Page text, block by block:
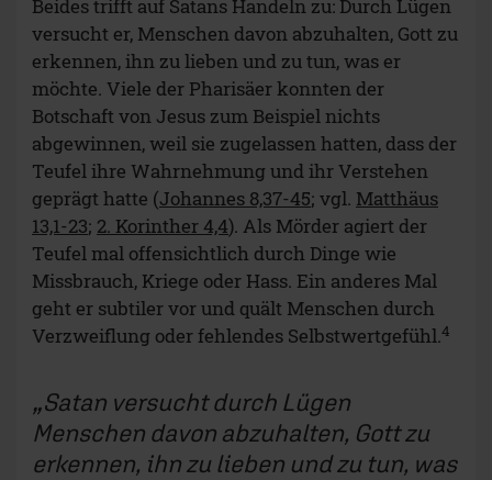
Beides trifft auf Satans Handeln zu: Durch Lügen
versucht er, Menschen davon abzuhalten, Gott zu
erkennen, ihn zu lieben und zu tun, was er
möchte. Viele der Pharisäer konnten der
Botschaft von Jesus zum Beispiel nichts
abgewinnen, weil sie zugelassen hatten, dass der
Teufel ihre Wahrnehmung und ihr Verstehen
geprägt hatte (Johannes 8,37-45; vgl. Matthäus
13,1-23; 2. Korinther 4,4). Als Mörder agiert der
Teufel mal offensichtlich durch Dinge wie
Missbrauch, Kriege oder Hass. Ein anderes Mal
geht er subtiler vor und quält Menschen durch
Verzweiflung oder fehlendes Selbstwertgefühl.4
Satan versucht durch Lügen
Menschen davon abzuhalten, Gott zu
erkennen, ihn zu lieben und zu tun, was